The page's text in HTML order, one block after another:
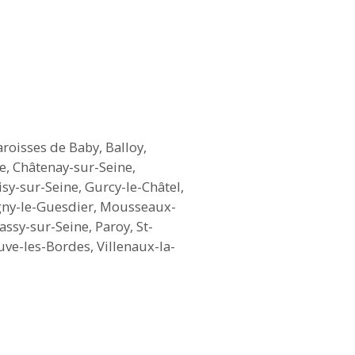
de Baby, Balloy,
Châtenay-sur-Seine,
sur-Seine, Gurcy-le-Châtel,
le-Guesdier, Mousseaux-
sur-Seine, Paroy, St-
les-Bordes, Villenaux-la-